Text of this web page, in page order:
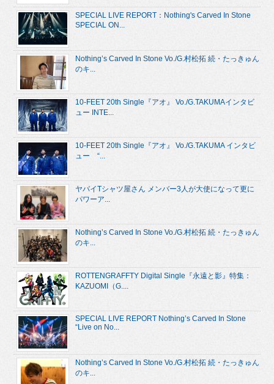
SPECIAL LIVE REPORT：Nothing's Carved In Stone
SPECIAL ON...
Nothing’s Carved In Stone Vo./G.村松拓 続・たっきゅん
のキ...
10-FEET 20th Single『アオ』 Vo./G.TAKUMAインタビ
ュー INTE...
10-FEET 20th Single『アオ』 Vo./G.TAKUMA インタビ
ュー “...
ヤバイTシャツ屋さん メンバー3人が大使になって更に
パワーア...
Nothing’s Carved In Stone Vo./G.村松拓 続・たっきゅん
のキ...
ROTTENGRAFFTY Digital Single『永遠と影』特集：
KAZUOMI（G....
SPECIAL LIVE REPORT Nothing’s Carved In Stone
“Live on No...
Nothing’s Carved In Stone Vo./G.村松拓 続・たっきゅん
のキ...